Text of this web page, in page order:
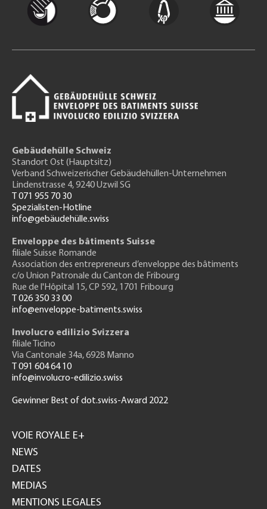
Gebäudehülle Schweiz
Standort Ost (Hauptsitz)
Verband Schweizerischer Gebäudehüllen-Unternehmen
Lindenstrasse 4, 9240 Uzwil SG
T 071 955 70 30
Spezialisten-Hotline
info@gebäudehülle.swiss
Enveloppe des bâtiments Suisse
filiale Suisse Romande
Association des entrepreneurs d’enveloppe des bâtiments
c/o Union Patronale du Canton de Fribourg
Rue de l'Hôpital 15, CP 592, 1701 Fribourg
T 026 350 33 00
info@enveloppe-batiments.swiss
Involucro edilizio Svizzera
filiale Ticino
Via Cantonale 34a, 6928 Manno
T 091 604 64 10
info@involucro-edilizio.swiss
Gewinner Best of dot.swiss-Award 2022
GH
VOIE ROYALE E+
NEWS
DATES
MEDIAS
MENTIONS LEGALES